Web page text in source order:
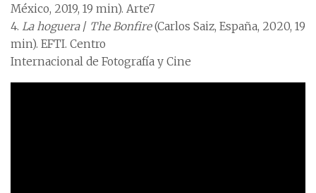
México, 2019, 19 min). Arte7
4. La hoguera/ The Bonfire(Carlos Saiz, España, 2020, 19
min). EFTI. Centro
Internacional de Fotografía y Cine